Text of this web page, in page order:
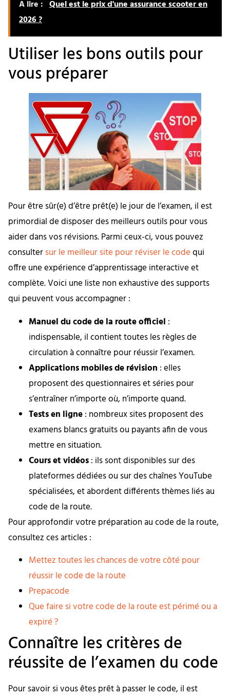
A lire : Quel est le prix d'une assurance scooter en
2026 ?
Utiliser les bons outils pour
vous préparer
Pour être sûr(e) d’être prêt(e) le jour de l’examen, il est
primordial de disposer des meilleurs outils pour vous
aider dans vos révisions. Parmi ceux-ci, vous pouvez
consultersur le meilleur site pour réviser le codequi
offre une expérience d’apprentissage interactive et
complète. Voici une liste non exhaustive des supports
qui peuvent vous accompagner :
Manuel du code de la route officiel :
indispensable, il contient toutes les règles de
circulation à connaître pour réussir l’examen.
Applications mobiles de révision : elles
proposent des questionnaires et séries pour
s’entraîner n’importe où, n’importe quand.
Tests en ligne: nombreux sites proposent des
examens blancs gratuits ou payants afin de vous
mettre en situation.
Cours et vidéos: ils sont disponibles sur des
plateformes dédiées ou sur des chaînes YouTube
spécialisées, et abordent différents thèmes liés au
code de la route.
Pour approfondir votre préparation au code de la route,
consultez ces articles :
Mettez toutes les chances de votre côté pour
réussir le code de la route
Prepacode
Que faire si votre code de la route est périmé ou a
expiré ?
Connaître les critères de
réussite de l’examen du code
Pour savoir si vous êtes prêt à passer le code, il est